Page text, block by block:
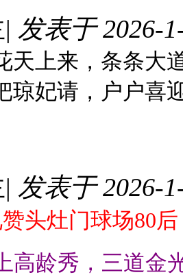
| 发表于 2026-
天上来，条条大
琼妃请，户户喜
| 发表于 2026-
灶门球场80后
高龄秀，三道金